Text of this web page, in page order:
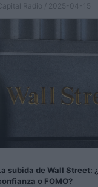
Radio
/ 2025-04-15
subida de Wall Street:
o FOMO?